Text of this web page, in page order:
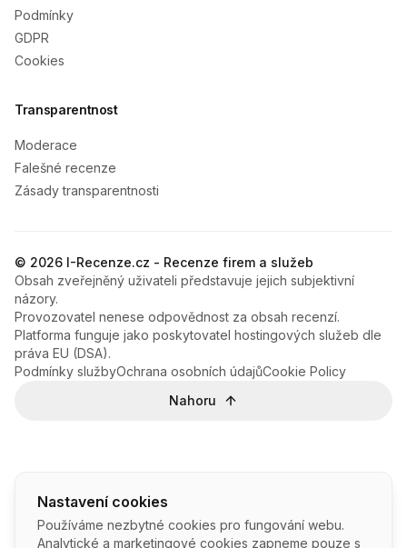
Nastavení cookies
Používáme nezbytné cookies pro fungování webu.
Analytické a marketingové cookies zapneme pouze s
Podmínky
GDPR
Cookies
Transparentnost
Moderace
Falešné recenze
Zásady transparentnosti
© 2026 I-Recenze.cz - Recenze firem a služeb
Obsah zveřejněný uživateli představuje jejich subjektivní
názory.
Provozovatel nenese odpovědnost za obsah recenzí.
Platforma funguje jako poskytovatel hostingových služeb dle
práva EU (DSA).
Podmínky službyOchrana osobních údajůCookie Policy
Nahoru